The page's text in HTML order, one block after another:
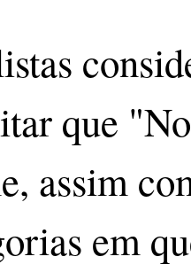
que
assim
em